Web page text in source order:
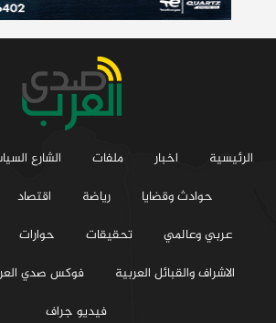
الرئيسية اخبار ملفات الشارع
حوادث وقضايا
رياضة اقتصاد
عربي وعالمي
تحقيقات حوارات
الاشراف والقبائل العربية
فوكس صدي
فيديو جراف